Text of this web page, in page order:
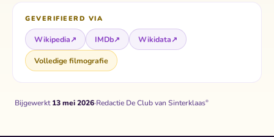
GEVERIFIEERD VIA
Wikipedia↗ IMDb↗ Wikidata↗
Volledige filmografie
Bijgewerkt13 mei 2026·Redactie De Club van Sinterklaas®